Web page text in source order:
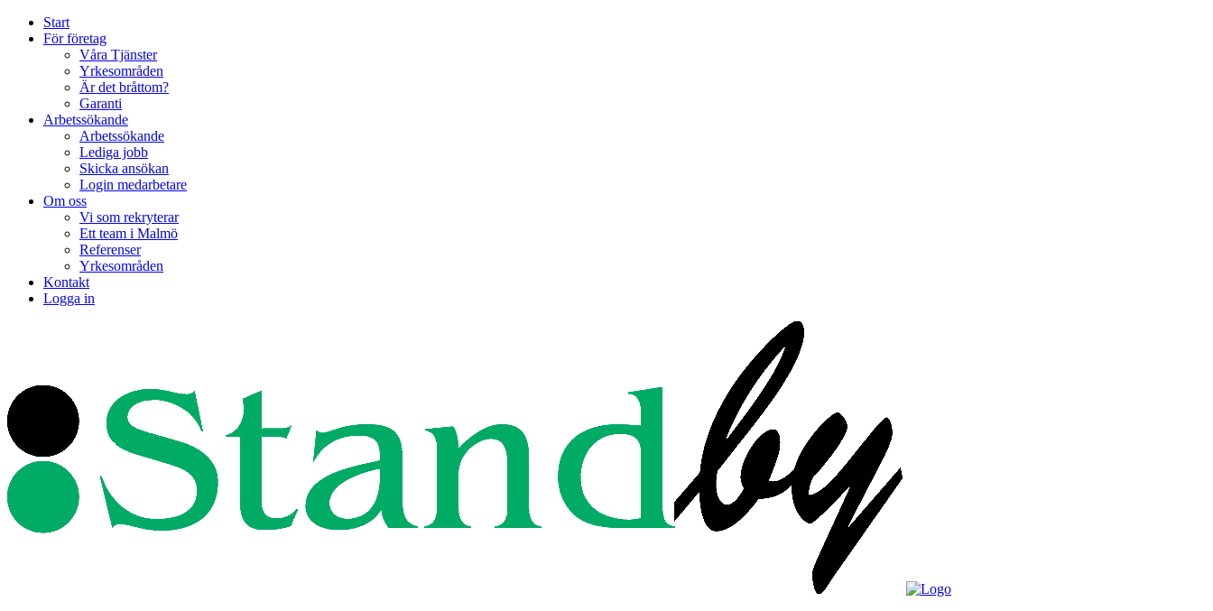
Start
För företag
Våra Tjänster
Yrkesområden
Är det bråttom?
Garanti
Arbetssökande
Arbetssökande
Lediga jobb
Skicka ansökan
Login medarbetare
Om oss
Vi som rekryterar
Ett team i Malmö
Referenser
Yrkesområden
Kontakt
Logga in